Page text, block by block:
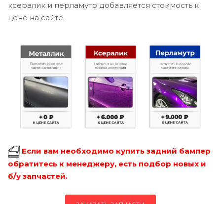
ксералик и перламутр добавляется стоимость к
цене на сайте.
Если вам необходимо купить задний бампер
обратитесь к менеджеру, есть подбор новых и
б/у запчастей.